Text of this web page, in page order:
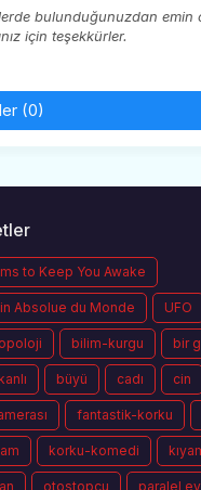
bulunduğunuzdan emin
için teşekkürler.
(0)
to Keep You Awake
Absolue du Monde UFO
bilim-kurgu bir
büyü cadı cin
fantastik-korku
korku-komedi
otostopçu paralel